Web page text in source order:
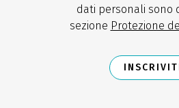
dati personali sono
sezione Protezione